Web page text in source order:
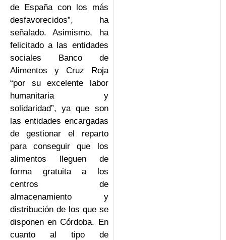
de España con los más
desfavorecidos”, ha
señalado. Asimismo, ha
felicitado a las entidades
sociales Banco de
Alimentos y Cruz Roja
“por su excelente labor
humanitaria y
solidaridad”, ya que son
las entidades encargadas
de gestionar el reparto
para conseguir que los
alimentos lleguen de
forma gratuita a los
centros de
almacenamiento y
distribución de los que se
disponen en Córdoba. En
cuanto al tipo de